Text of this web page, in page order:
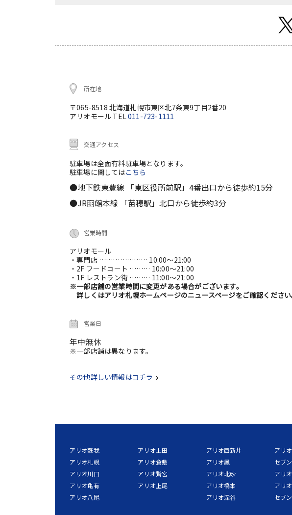
所在地
〒065-8518 北海道札幌市東区北7条東9丁目2番20
アリオモール TEL011-723-1111
交通アクセス
駐車場は全面有料駐車場となります。
駐車場に関してはこちら
●地下鉄東豊線 「東区役所前駅」4番出口から徒歩約15分
●JR函館本線 「苗穂駅」北口から徒歩約3分
営業時間
アリオモール
・専門店 ………………… 10:00～21:00
・2F フードコート ……… 10:00～21:00
・1F レストラン街 ……… 11:00～21:00
※一部店舗の営業時間に変更がある場合がございます。
詳しくはアリオ札幌ホームページのニュースページをご確認ください
営業日
年中無休
※一部店舗は異なります。
その他詳しい情報はコチラ
アリオ蘇我
アリオ札幌
アリオ川口
アリオ亀有
アリオ八尾
アリオ上田
アリオ倉敷
アリオ鷲宮
アリオ上尾
アリオ西新井
アリオ鳳
アリオ北砂
アリオ橋本
アリオ深谷
アリ
セブ
アリ
アリ
セブ